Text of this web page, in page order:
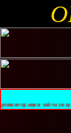
уведомляет!!!